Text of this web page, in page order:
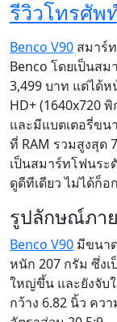
รีวิวโทรศัพ
Benco V90 สมาร์
Benco โดยเป็นส
3,499 บาท แต่ได้
HD+ (1640x720
และมีแบตเตอรี่ขน
ที่ RAM รวมสูงสุด
เป็นสมาร์ทโฟนระ
ดูดีทีเดียว ไม่ได้ก็
รูปลักษณ์ภา
Benco V90 มีขนา
หนัก 207 กรัม ซึ่ง
ใหญ่ขึ้น และยังจับ
กว้าง 6.82 นิ้ว คว